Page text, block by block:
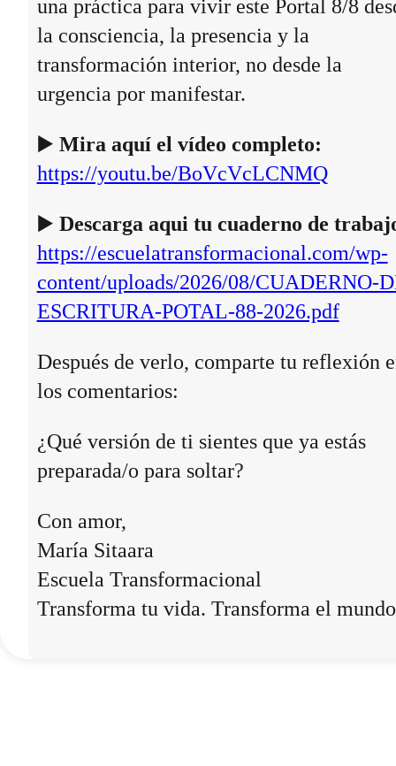
una práctica para vivir este Portal 8/8
la consciencia, la presencia y la
transformación interior, no desde la
urgencia por manifestar.
▶️ Mira aquí el vídeo completo:
https://youtu.be/BoVcVcLCNMQ
▶️ Descarga aqui tu cuaderno de
https://escuelatransformacional.com/wp-
content/uploads/2026/08/CUADERNO-
ESCRITURA-POTAL-88-2026.pdf
Después de verlo, comparte tu reflexión
los comentarios:
¿Qué versión de ti sientes que ya estás
preparada/o para soltar?
Con amor,
María Sitaara
Escuela Transformacional
Transforma tu vida. Transforma el